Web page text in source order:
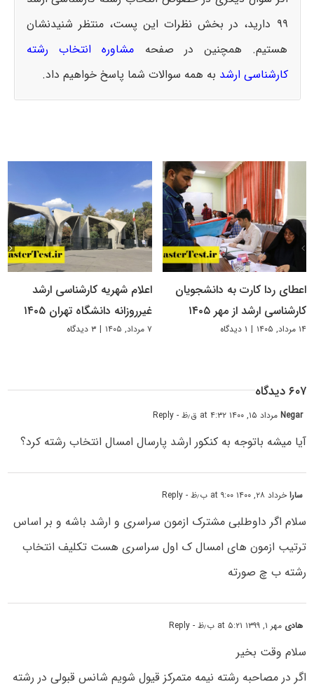
۹۹ دارید، در بخش نظرات این پست، منتظر شنیدنشان
هستیم. همچنین در صفحه مشاوره انتخاب رشته
کارشناسی ارشد به همه سوالات شما پاسخ خواهیم داد.
اعطای ردا کارت به دانشجویان
کارشناسی ارشد از مهر ۱۴۰۵
۱۴ مرداد, ۱۴۰۵ | ۱ دیدگاه
اعلام شهریه کارشناسی ارشد
غیرروزانه دانشگاه تهران ۱۴۰۵
۷ مرداد, ۱۴۰۵ | ۳ دیدگاه
۶۰۷ دیدگاه
Negarمرداد ۱۵, ۱۴۰۰ at ۴:۳۲ ق٫ظ - Reply
آیا میشه باتوجه به کنکور ارشد پارسال امسال انتخاب رشته کرد؟
ساراخرداد ۲۸, ۱۴۰۰ at ۹:۰۰ ب٫ظ - Reply
سلام اگر داوطلبی مشترک ازمون سراسری و ارشد باشه و بر اساس
ترتیب ازمون های امسال ک اول سراسری هست تکلیف انتخاب
رشته ب چ صورته
هادی مهر ۱, ۱۳۹۹ at ۵:۲۱ ب٫ظ - Reply
سلام وقت بخیر
اگر در مصاحبه رشته نیمه متمرکز قیول شویم شانس قبولی در رشته